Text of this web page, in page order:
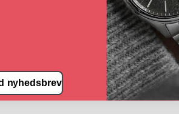
nyhedsbrev